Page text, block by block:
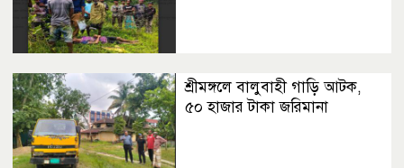
শ্রীমঙ্গলে বালুবাহী গাড়ি আটক,
৫০ হাজার টাকা জরিমানা